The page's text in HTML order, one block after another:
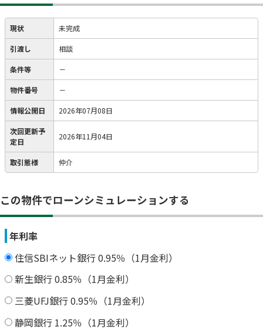
現状 未完成
引渡し 相談
条件等 －
物件番号 －
情報公開日 2026年07月08日
次回更新予
定日
2026年11月04日
取引態様 仲介
この物件でローンシミュレーションする
年利率
住信SBIネット銀行 0.95％（1月金利）
新生銀行 0.85％（1月金利）
三菱UFJ銀行 0.95％（1月金利）
静岡銀行 1.25％（1月金利）